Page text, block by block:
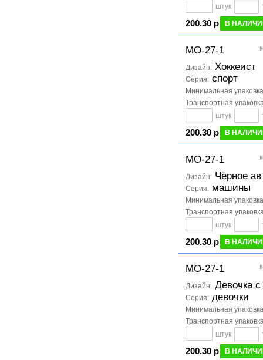
штук
200.30 р В
МО-27-1
Дизайн: Хоккеист
Серия: спорт
Минимальная упаковка
Транспортная
штук
200.30 р В
МО-27-1
Дизайн: Чёрное
Серия: машины
Минимальная упаковка
Транспортная
штук
200.30 р В
МО-27-1
Дизайн: Девочка
Серия: девочки
Минимальная упаковка
Транспортная
штук
200.30 р В